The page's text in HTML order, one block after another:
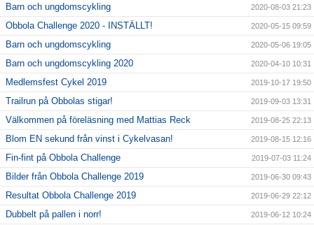
Barn och ungdomscykling 2020-08-03 21:23
Obbola Challenge 2020 - INSTÄLLT! 2020-05-15 09:59
Barn och ungdomscykling 2020-05-06 19:05
Barn och ungdomscykling 2020 2020-04-10 10:31
Medlemsfest Cykel 2019 2019-10-17 19:50
Trailrun på Obbolas stigar! 2019-09-03 13:31
Välkommen på föreläsning med Mattias Reck 2019-08-25 22:13
Blom EN sekund från vinst i Cykelvasan! 2019-08-15 12:16
Fin-fint på Obbola Challenge 2019-07-03 11:24
Bilder från Obbola Challenge 2019 2019-06-30 09:43
Resultat Obbola Challenge 2019 2019-06-29 22:12
Dubbelt på pallen i norr! 2019-06-12 10:24